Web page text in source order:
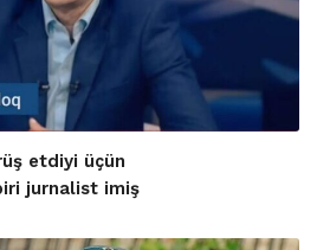
etdiyi üçün
jurnalist imiş